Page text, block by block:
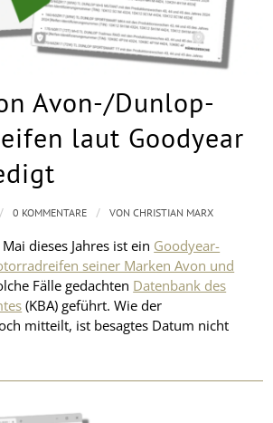
Avon-/Dunlop-
laut Goodyear
dieses Jahres ist ein Goodyear-
seiner Marken Avon und
Fälle gedachten Datenbank des
(KBA) geführt. Wie der
mitteilt, ist besagtes Datum nicht
/ 0 KOMMENTARE / VONCHRISTIAN MARX